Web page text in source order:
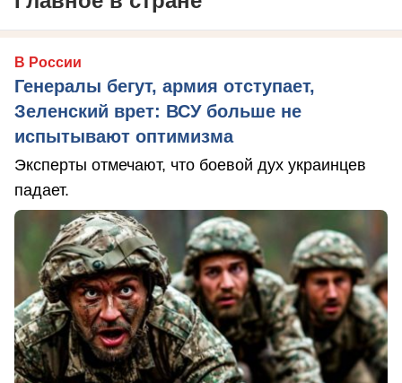
В России
Генералы бегут, армия отступает,
Зеленский врет: ВСУ больше не
испытывают оптимизма
Эксперты отмечают, что боевой дух украинцев
падает.